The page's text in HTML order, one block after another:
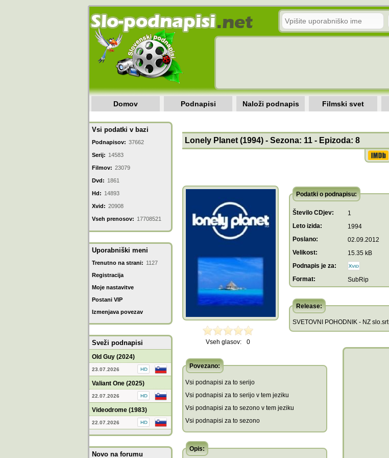
Domov Podnapisi Naloži podnapis Filmski svet
Vsi podatki v bazi
Podnapisov: 37662
Serij: 14583
Filmov: 23079
Dvd: 1861
Hd: 14893
Xvid: 20908
Vseh prenosov: 17708521
Uporabniški meni
Trenutno na strani: 1127
Registracija
Moje nastavitve
Postani VIP
Izmenjava povezav
Sveži podnapisi
Old Guy (2024)
23.07.2026
Valiant One (2025)
22.07.2026
Videodrome (1983)
22.07.2026
Novo na forumu
Lonely Planet (1994) - Sezona: 11 - Epizoda: 8
Vseh glasov: 0
Podatki o podnapisu:
Število CDjev: 1
Leto izida:
1994
Poslano:
02.09.2012
Velikost:
15.35 kB
Podnapis je za:
Format:
SubRip
Release:
SVETOVNI POHODNIK - NZ slo.srt
Povezano:
Vsi podnapisi za to serijo
Vsi podnapisi za to serijo v tem jeziku
Vsi podnapisi za to sezono v tem jeziku
Vsi podnapisi za to sezono
Opis: